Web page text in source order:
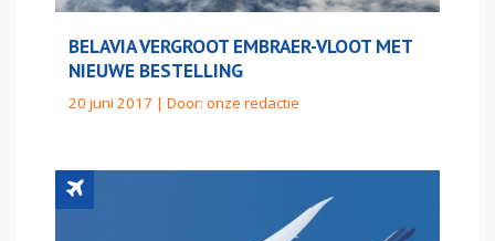
BELAVIA VERGROOT EMBRAER-VLOOT MET
NIEUWE BESTELLING
20 juni 2017 | Door: onze redactie